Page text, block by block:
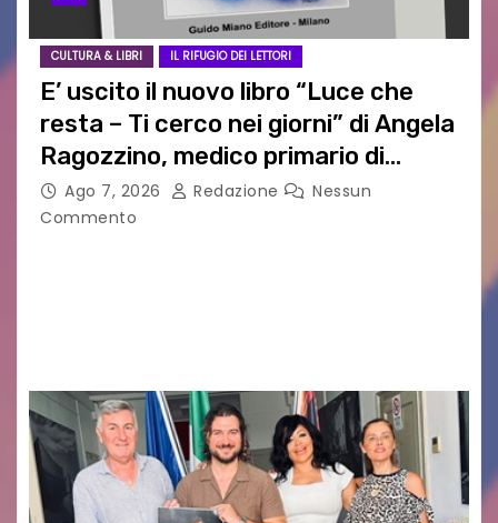
CULTURA & LIBRI IL RIFUGIO DEI LETTORI
E’ uscito il nuovo libro “Luce che
resta – Ti cerco nei giorni” di Angela
Ragozzino, medico primario di
Capua
Ago 7, 2026 Redazione
Nessun
Commento